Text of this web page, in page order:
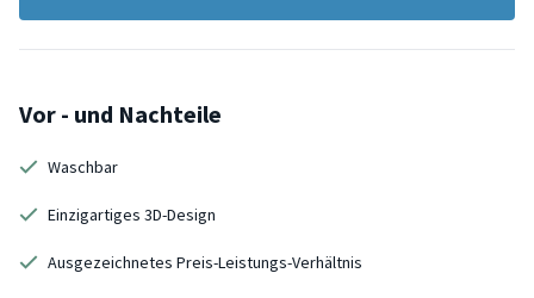
Vor - und Nachteile
Waschbar
Einzigartiges 3D-Design
Ausgezeichnetes Preis-Leistungs-Verhältnis